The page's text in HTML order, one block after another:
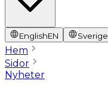
EnglishEN Sverige
Hem
Sidor
Nyheter